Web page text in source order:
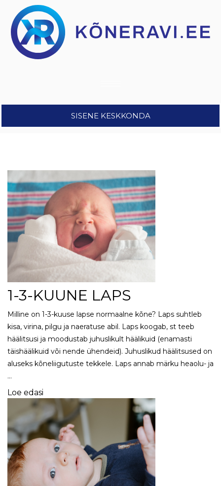
SISENE KESKKONDA
1-3-KUUNE LAPS
Milline on 1-3-kuuse lapse normaalne kõne? Laps suhtleb
kisa, virina, pilgu ja naeratuse abil. Laps koogab, st teeb
häälitsusi ja moodustab juhuslikult häälikuid (enamasti
täishäälikuid või nende ühendeid). Juhuslikud häälitsused on
aluseks kõneliigutuste tekkele. Laps annab märku heaolu- ja
…
Loe edasi